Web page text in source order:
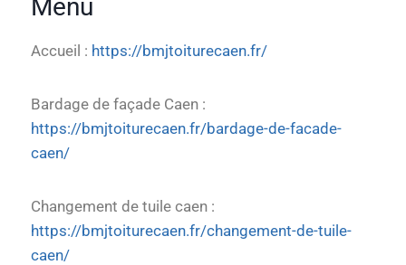
Menu
Accueil : https://bmjtoiturecaen.fr/
Bardage de façade Caen :
https://bmjtoiturecaen.fr/bardage-de-facade-
caen/
Changement de tuile caen :
https://bmjtoiturecaen.fr/changement-de-tuile-
caen/